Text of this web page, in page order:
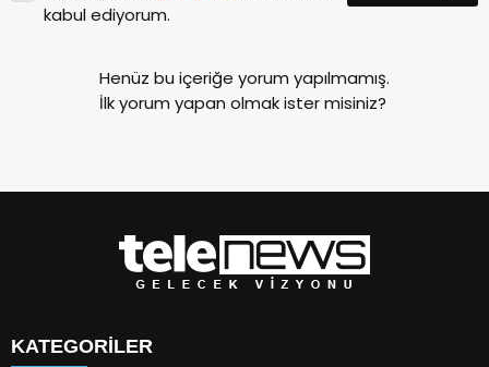
kabul ediyorum.
Henüz bu içeriğe yorum yapılmamış.
İlk yorum yapan olmak ister misiniz?
KATEGORİLER